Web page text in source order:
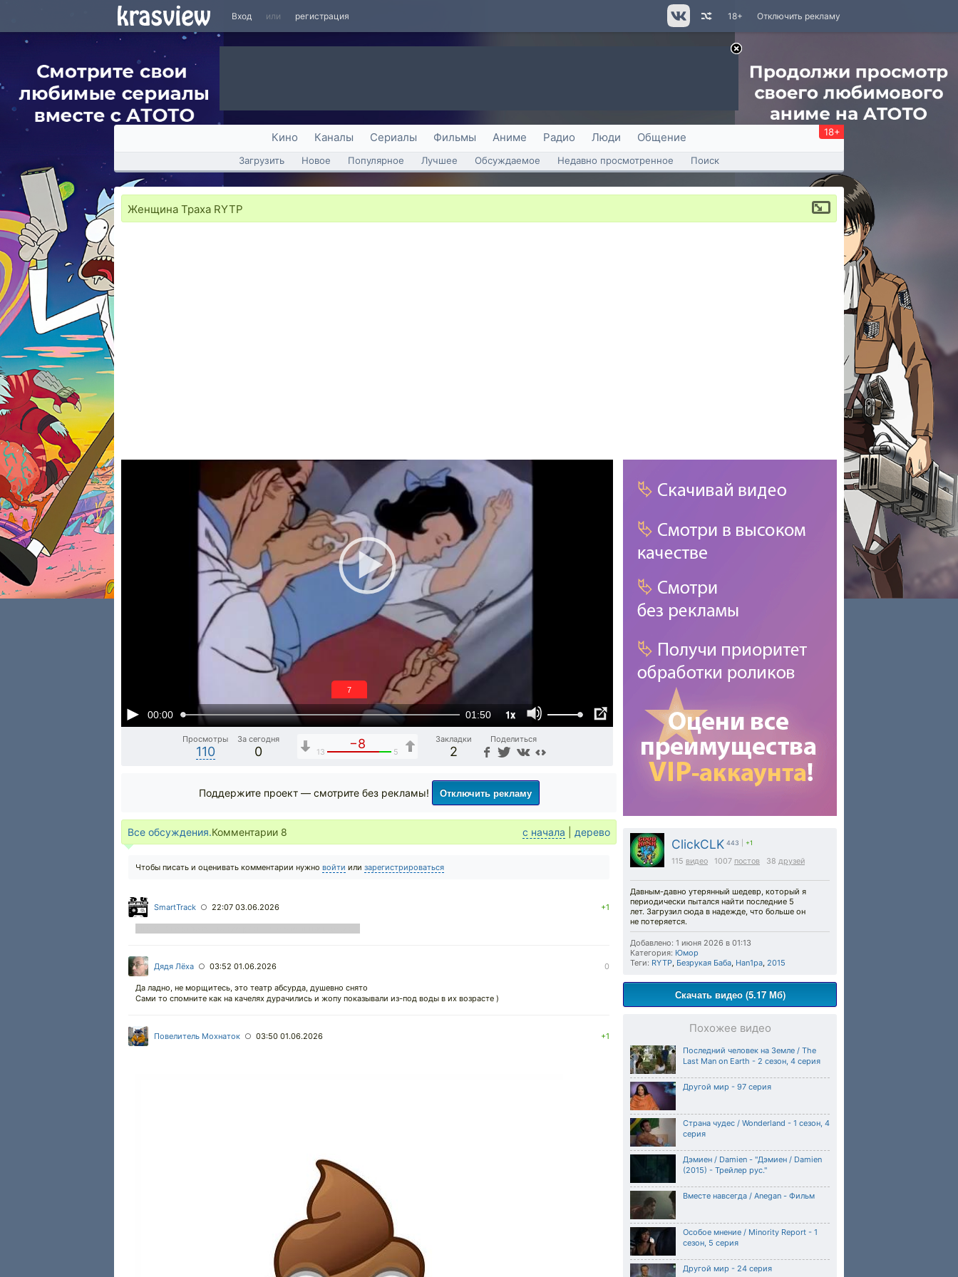
Вход или регистрация Отключить рекламу
18+
Кино Каналы Сериалы Фильмы Аниме Радио Люди Общение 18+
Загрузить Новое Популярное Лучшее Обсуждаемое Недавно просмотренное Поиск
Женщина Траха RYTP
00:00 01:50 1x
6
Просмотры
110
За сегодня
0
−8
13 5
Закладки
2
Поделиться
ClickCLK 443 +1
115 видео 1007 постов 38 друзей
Давным-давно утерянный шедевр, который я
периодически пытался найти последние 5
лет. Загрузил сюда в надежде, что больше он
не потеряется.
Добавлено: 1 июня 2026 в 01:13
Категория: Юмор
Теги: RYTP, Безрукая Баба, Han1pa, 2015
Скачать видео (5.17 Мб)
Похожее видео
Последний человек на Земле / The
Last Man on Earth - 2 сезон, 4 серия
Другой мир - 97 серия
Страна чудес / Wonderland - 1 сезон, 4
серия
Дэмиен / Damien - "Дэмиен / Damien
(2015) - Трейлер рус."
Вместе навсегда / Anegan - Фильм
Особое мнение / Minority Report - 1
сезон, 5 серия
Другой мир - 24 серия
Поддержите проект — смотрите без рекламы! Отключить рекламу
Все обсуждения.Комментарии 8 с начала дерево
Чтобы писать и оценивать комментарии нужно войти или зарегистрироваться
SmartTrack ○ 22:07 03.06.2026 +1
Дядя Лёха ○ 03:52 01.06.2026 0
Да ладно, не морщитесь, это театр абсурда, душевно снято
Сами то спомните как на качелях дурачились и жопу показывали из-под воды в их возрасте )
Повелитель Мохнаток ○ 03:50 01.06.2026 +1